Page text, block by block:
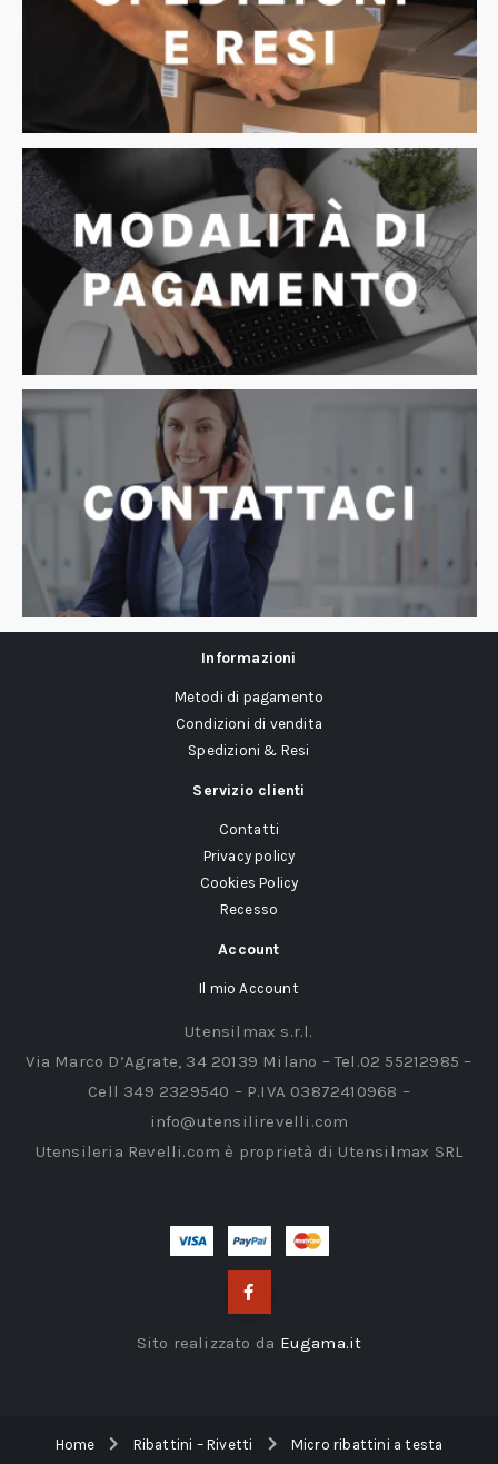
Informazioni
Metodi di pagamento
Condizioni di vendita
Spedizioni & Resi
Servizio clienti
Contatti
Privacy policy
Cookies Policy
Recesso
Account
Il mio Account
Utensilmax s.r.l.
Via Marco D’Agrate, 34 20139 Milano – Tel.02 55212985 –
Cell 349 2329540 – P.IVA 03872410968 –
info@utensilirevelli.com
Utensileria Revelli.com è proprietà di Utensilmax SRL
Sito realizzato da Eugama.it
Home Ribattini – Rivetti
Micro ribattini a testa